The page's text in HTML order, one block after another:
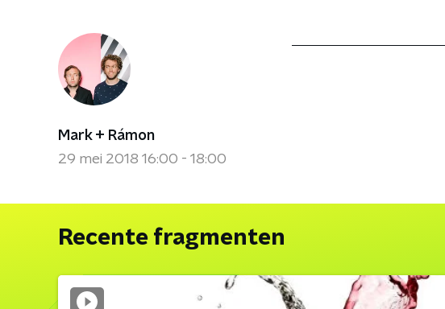
Mark + Rámon
29 mei 2018 16:00 - 18:00
Recente fragmenten